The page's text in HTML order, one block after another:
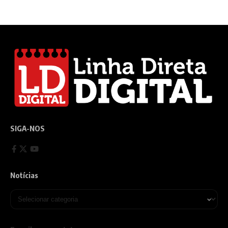
SIGA-NOS
Notícias